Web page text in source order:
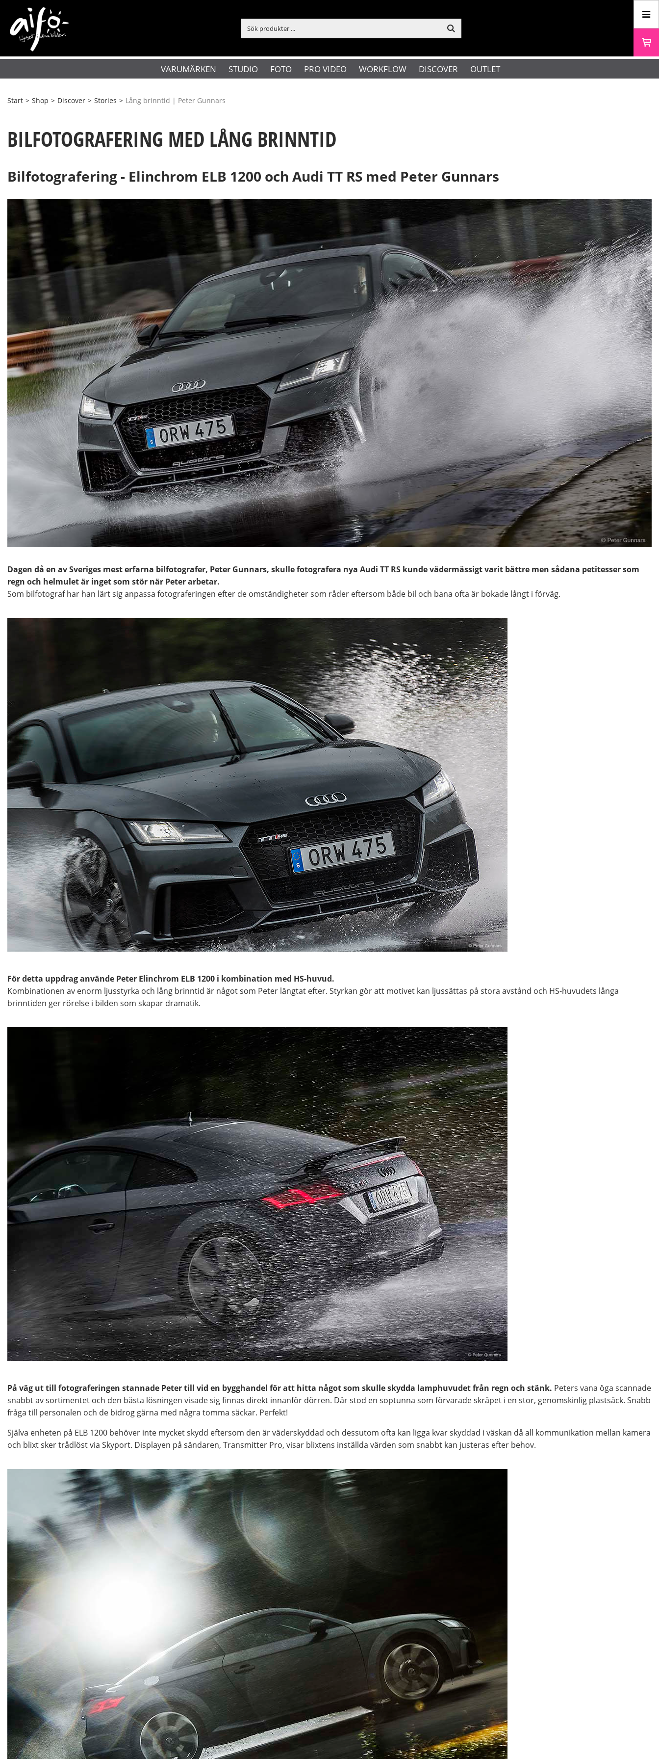
VARUMÄRKEN STUDIO FOTO PRO VIDEO WORKFLOW DISCOVER OUTLET
Start > Shop > Discover > Stories > Lång brinntid | Peter Gunnars
BILFOTOGRAFERING MED LÅNG BRINNTID
Bilfotografering - Elinchrom ELB 1200 och Audi TT RS med Peter Gunnars
Dagen då en av Sveriges mest erfarna bilfotografer, Peter Gunnars, skulle fotografera nya Audi TT RS kunde vädermässigt varit bättre men sådana petitesser som
regn och helmulet är inget som stör när Peter arbetar.
Som bilfotograf har han lärt sig anpassa fotograferingen efter de omständigheter som råder eftersom både bil och bana ofta är bokade långt i förväg.
För detta uppdrag använde Peter Elinchrom ELB 1200 i kombination med HS-huvud.
Kombinationen av enorm ljusstyrka och lång brinntid är något som Peter längtat efter. Styrkan gör att motivet kan ljussättas på stora avstånd och HS-huvudets långa
brinntiden ger rörelse i bilden som skapar dramatik.
På väg ut till fotograferingen stannade Peter till vid en bygghandel för att hitta något som skulle skydda lamphuvudet från regn och stänk. Peters vana öga scannade
snabbt av sortimentet och den bästa lösningen visade sig finnas direkt innanför dörren. Där stod en soptunna som förvarade skräpet i en stor, genomskinlig plastsäck. Snabb
fråga till personalen och de bidrog gärna med några tomma säckar. Perfekt!
Själva enheten på ELB 1200 behöver inte mycket skydd eftersom den är väderskyddad och dessutom ofta kan ligga kvar skyddad i väskan då all kommunikation mellan kamera
och blixt sker trådlöst via Skyport. Displayen på sändaren, Transmitter Pro, visar blixtens inställda värden som snabbt kan justeras efter behov.